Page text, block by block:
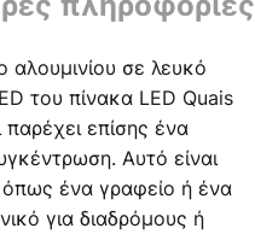
αλουμινίου σε λευκό
του πίνακα LED Quais
παρέχει επίσης ένα
Αυτό είναι
ένα γραφείο ή ένα
για διαδρόμους ή